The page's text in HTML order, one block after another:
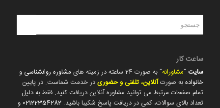
ساعت کار
سایت"مشاورانه" به صورت 24 ساعته در زمینه های مشاوره روانشناسی و
خانوادهبه صورتآنلاین، تلفنی و حضوریدر خدمت شماست. در پایین
تمام صفحات مرتبط می توانید مشاوره آنلاین دریافت کنید. فقط به دلیل
تعداد بالای سوالات، کمی در دریافت پاسخ شکیبا باشید. 02122354282 و